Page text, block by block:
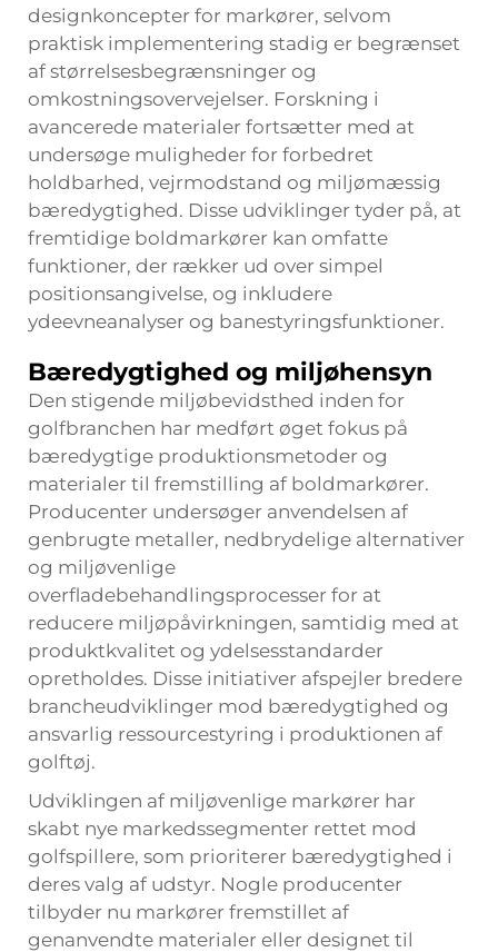
designkoncepter for markører, selvom
praktisk implementering stadig er begrænset
af størrelsesbegrænsninger og
omkostningsovervejelser. Forskning i
avancerede materialer fortsætter med at
undersøge muligheder for forbedret
holdbarhed, vejrmodstand og miljømæssig
bæredygtighed. Disse udviklinger tyder på, at
fremtidige boldmarkører kan omfatte
funktioner, der rækker ud over simpel
positionsangivelse, og inkludere
ydeevneanalyser og banestyringsfunktioner.
Bæredygtighed og miljøhensyn
Den stigende miljøbevidsthed inden for
golfbranchen har medført øget fokus på
bæredygtige produktionsmetoder og
materialer til fremstilling af boldmarkører.
Producenter undersøger anvendelsen af
genbrugte metaller, nedbrydelige alternativer
og miljøvenlige
overfladebehandlingsprocesser for at
reducere miljøpåvirkningen, samtidig med at
produktkvalitet og ydelsesstandarder
opretholdes. Disse initiativer afspejler bredere
brancheudviklinger mod bæredygtighed og
ansvarlig ressourcestyring i produktionen af
golftøj.
Udviklingen af miljøvenlige markører har
skabt nye markedssegmenter rettet mod
golfspillere, som prioriterer bæredygtighed i
deres valg af udstyr. Nogle producenter
tilbyder nu markører fremstillet af
genanvendte materialer eller designet til